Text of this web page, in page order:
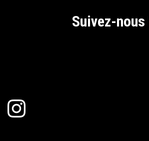
Suivez-nous